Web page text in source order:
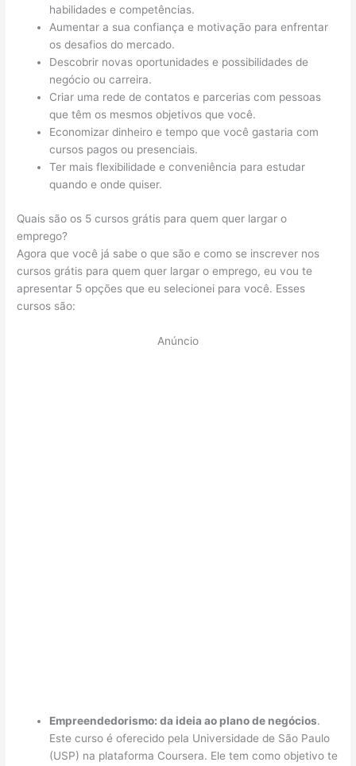
habilidades e competências.
Aumentar a sua confiança e motivação para enfrentar
os desafios do mercado.
Descobrir novas oportunidades e possibilidades de
negócio ou carreira.
Criar uma rede de contatos e parcerias com pessoas
que têm os mesmos objetivos que você.
Economizar dinheiro e tempo que você gastaria com
cursos pagos ou presenciais.
Ter mais flexibilidade e conveniência para estudar
quando e onde quiser.
Quais são os 5 cursos grátis para quem quer largar o
emprego?
Agora que você já sabe o que são e como se inscrever nos
cursos grátis para quem quer largar o emprego, eu vou te
apresentar 5 opções que eu selecionei para você. Esses
cursos são:
Anúncio
Empreendedorismo: da ideia ao plano de negócios.
Este curso é oferecido pela Universidade de São Paulo
(USP) na plataforma Coursera. Ele tem como objetivo te